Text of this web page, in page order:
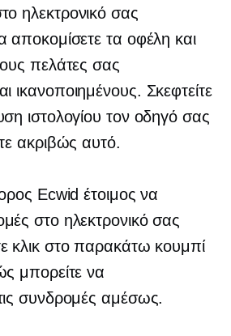
ηλεκτρονικό σας
αποκομίσετε τα οφέλη και
πελάτες σας
ικανοποιημένους. Σκεφτείτε
ιστολογίου τον οδηγό σας
ακριβώς αυτό.
Ecwid έτοιμος να
στο ηλεκτρονικό σας
κλικ στο παρακάτω κουμπί
μπορείτε να
συνδρομές αμέσως.